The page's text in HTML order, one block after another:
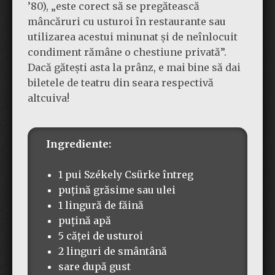
’80), „este corect să se pregătească
mâncăruri cu usturoi în restaurante sau
utilizarea acestui minunat și de neînlocuit
condiment rămâne o chestiune privată”.
Dacă gătești asta la prânz, e mai bine să dai
biletele de teatru din seara respectivă
altcuiva!
Ingrediente:
1 pui Székely Csürke întreg
puțină grăsime sau ulei
1 lingură de făină
puțină apă
5 căței de usturoi
2 linguri de smântână
sare după gust